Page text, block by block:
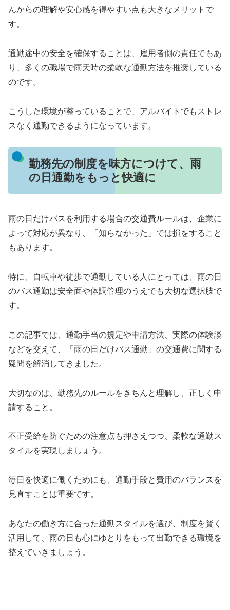
んからの理解や安心感を得やすい点も大きなメリットで
す。
通勤途中の安全を確保することは、雇用者側の責任でもあ
り、多くの職場で雨天時の柔軟な通勤方法を推奨している
のです。
こうした環境が整っていることで、アルバイトでもストレ
スなく通勤できるようになっています。
勤務先の制度を味方につけて、雨
の日通勤をもっと快適に
雨の日だけバスを利用する場合の交通費ルールは、企業に
よって対応が異なり、「知らなかった」では損をすること
もあります。
特に、自転車や徒歩で通勤している人にとっては、雨の日
のバス通勤は安全面や体調管理のうえでも大切な選択肢で
す。
この記事では、通勤手当の規定や申請方法、実際の体験談
などを交えて、「雨の日だけバス通勤」の交通費に関する
疑問を解消してきました。
大切なのは、勤務先のルールをきちんと理解し、正しく申
請すること。
不正受給を防ぐための注意点も押さえつつ、柔軟な通勤ス
タイルを実現しましょう。
毎日を快適に働くためにも、通勤手段と費用のバランスを
見直すことは重要です。
あなたの働き方に合った通勤スタイルを選び、制度を賢く
活用して、雨の日も心にゆとりをもって出勤できる環境を
整えていきましょう。